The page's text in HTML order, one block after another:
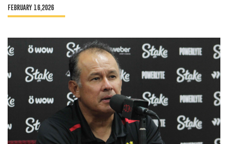
FEBRUARY 16,2026